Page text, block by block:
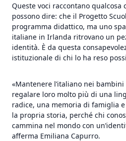
Queste voci raccontano
possono dire: che il Progetto
programma didattico, ma uno
italiane in Irlanda ritrovano un
identità. È da questa
istituzionale di chi lo ha reso
«Mantenere l’italiano nei bambini
regalare loro molto più di una
radice, una memoria di famiglia
la propria storia, perché chi
cammina nel mondo con
afferma Emiliana Capurro.